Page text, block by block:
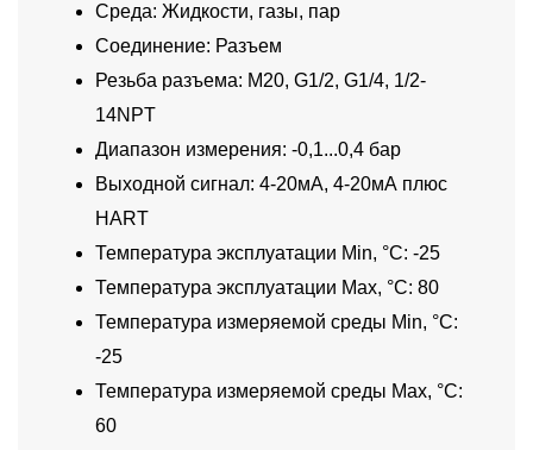
Среда: Жидкости, газы, пар
Соединение: Разъем
Резьба разъема: M20, G1/2, G1/4, 1/2-
14NPT
Диапазон измерения: -0,1...0,4 бар
Выходной сигнал: 4-20мА, 4-20мА плюс
HART
Температура эксплуатации Min, °C: -25
Температура эксплуатации Max, °C: 80
Температура измеряемой среды Min, °C:
-25
Температура измеряемой среды Max, °C:
60